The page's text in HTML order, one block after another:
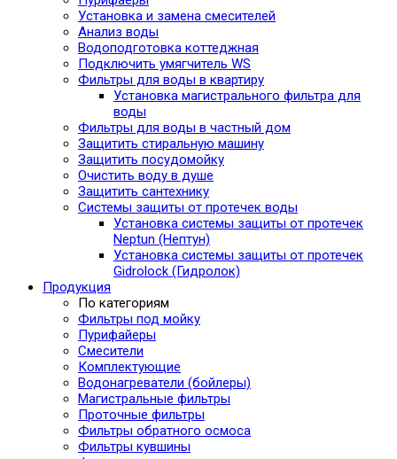
Установка и замена смесителей
Анализ воды
Водоподготовка коттеджная
Подключить умягчитель WS
Фильтры для воды в квартиру
Установка магистрального фильтра для
воды
Фильтры для воды в частный дом
Защитить стиральную машину
Защитить посудомойку
Очистить воду в душе
Защитить сантехнику
Системы защиты от протечек воды
Установка системы защиты от протечек
Neptun (Нептун)
Установка системы защиты от протечек
Gidrolock (Гидролок)
Продукция
По категориям
Фильтры под мойку
Пурифайеры
Смесители
Комплектующие
Водонагреватели (бойлеры)
Магистральные фильтры
Проточные фильтры
Фильтры обратного осмоса
Фильтры кувшины